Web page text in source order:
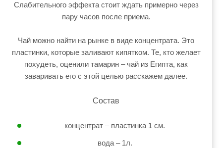
Слабительного эффекта стоит ждать примерно через
пару часов после приема.
Чай можно найти на рынке в виде концентрата. Это
пластинки, которые заливают кипятком. Те, кто желает
похудеть, оценили тамарин – чай из Египта, как
заваривать его с этой целью расскажем далее.
Состав
концентрат – пластинка 1 см.
вода – 1л.